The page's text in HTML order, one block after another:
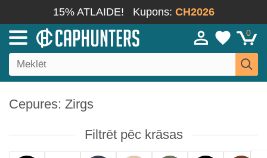
15% ATLAIDE! Kupons: CH2026
0
Cepures: Zirgs
Filtrēt pēc krāsas